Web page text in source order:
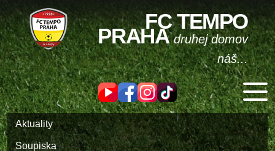
FC TEMPO
PRAHAdruhej domov
náš...
Aktuality
Soupiska